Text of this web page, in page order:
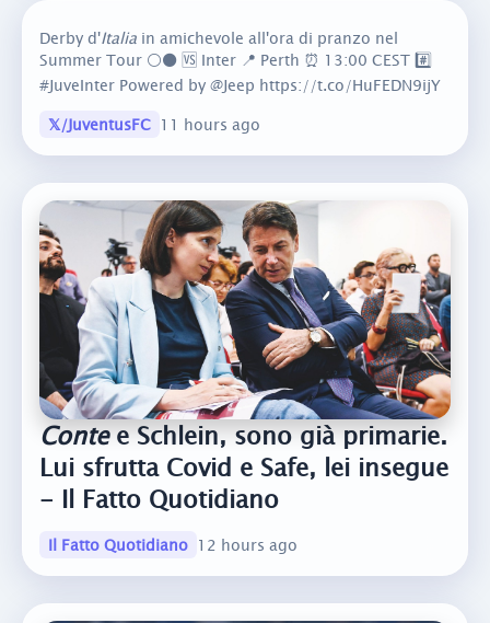
Derby d'Italia in amichevole all'ora di pranzo nel
Summer Tour ⚪️⚫️ 🆚 Inter 📍 Perth ⏰ 13:00 CEST #️⃣
#JuveInter Powered by @Jeep https://t.co/HuFEDN9ijY
𝕏/JuventusFC 11 hours ago
Contee Schlein, sono già primarie.
Lui sfrutta Covid e Safe, lei insegue
- Il Fatto Quotidiano
Il Fatto Quotidiano 12 hours ago